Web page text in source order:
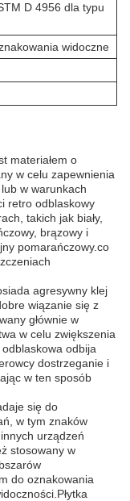
D 4956 dla typu
widoczne
materiałem o
w celu zapewnienia
w warunkach
retro odblaskowy
takich jak biały,
brązowy i
pomarańczowy.co
agresywny klej
wiązanie się z
głównie w
w celu zwiększenia
odbija
dostrzeganie i
w ten sposób
się do
w tym znaków
urządzeń
stosowany w
do oznakowania